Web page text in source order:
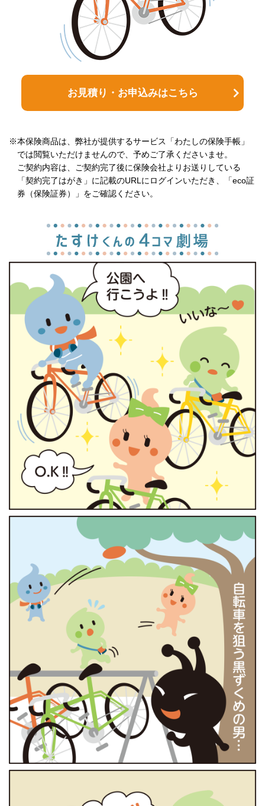
お見積り・お申込みはこちら
※本保険商品は、弊社が提供するサービス「わたしの保険手帳」
では閲覧いただけませんので、予めご了承くださいませ。
ご契約内容は、ご契約完了後に保険会社よりお送りしている
「契約完了はがき」に記載のURLにログインいただき、「eco証
券（保険証券）」をご確認ください。